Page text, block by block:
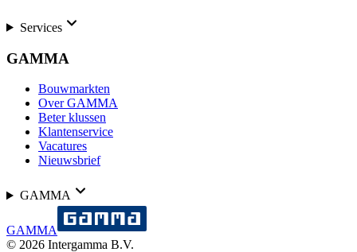
Services
GAMMA
Bouwmarkten
Over GAMMA
Beter klussen
Klantenservice
Vacatures
Nieuwsbrief
GAMMA
GAMMA
© 2026 Intergamma B.V.